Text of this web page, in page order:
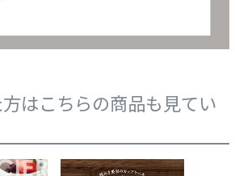
はこちらの商品も見てい